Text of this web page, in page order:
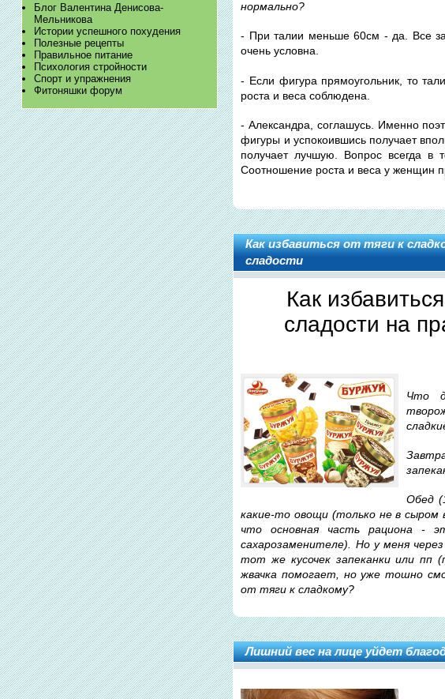
Блог Валентина Денисова-
Мельникова
Истории успешного похудения
Полезные рецепты
Правильное питание
Психология стройности
Спорт и упражнения
Фитоняшки форум
нормально?
- При талии меньше 60см - да. Все
очень условна.
- Если фигура прямоугольник, то
роста и веса соблюдена.
- Александра, соглашусь. Именно
фигуры и успокоившись получает
получает лучшую. Вопрос всегда в
Соотношение роста и веса у женщин
Как избавиться от тяги к
сладости
Как
сладости на
Что
Обед
какие-то овощи (только не в сыром
что основная часть рациона -
сахарозаменителе). Но у меня
тот же кусочек запеканки или пп
жвачка помогает, но уже тошно
от тяги к сладкому?
Лишний вес на лице уйдет